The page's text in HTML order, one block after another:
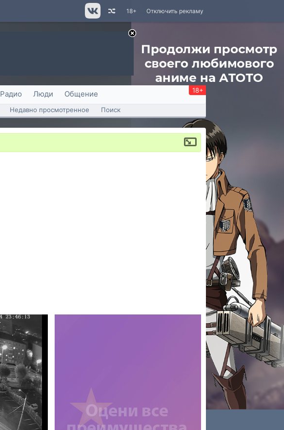
Отключить рекламу
18+
Радио Люди Общение 18+
Недавно просмотренное Поиск